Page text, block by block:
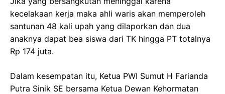
kecelakaan kerja maka ahli waris akan memperoleh
santunan 48 kali upah yang dilaporkan dan dua
anaknya dapat bea siswa dari TK hingga PT totalnya
Rp 174 juta.
Dalam kesempatan itu, Ketua PWI Sumut H Farianda
Putra Sinik SE bersama Ketua Dewan Kehormatan